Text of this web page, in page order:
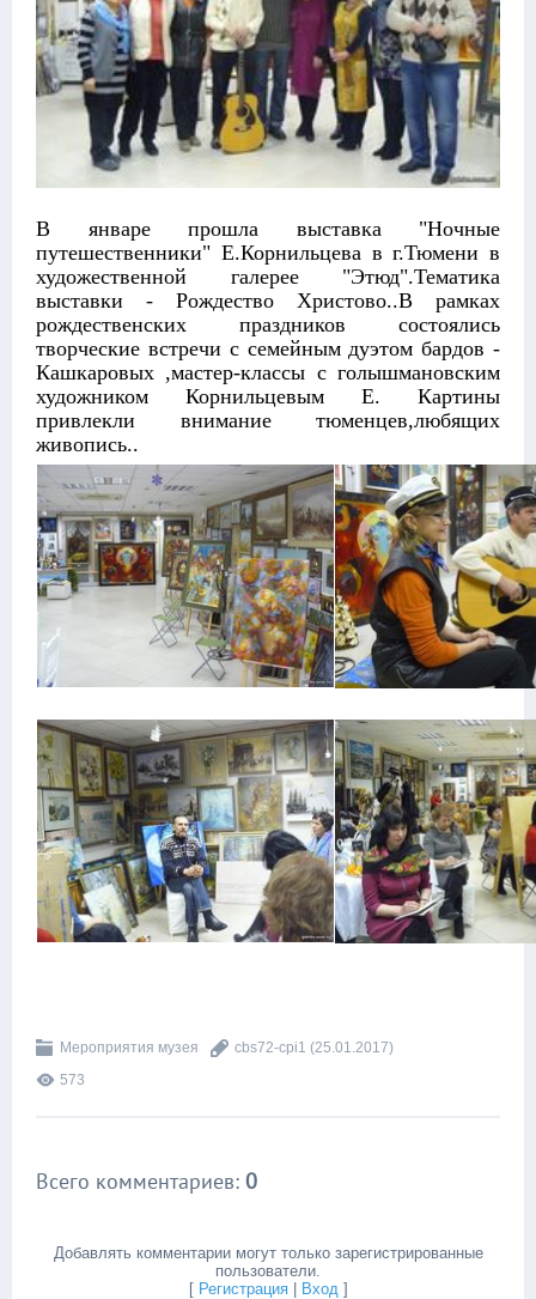
В январе прошла выставка "Ночные
путешественники" Е.Корнильцева в г.Тюмени в
художественной галерее "Этюд".Тематика
выставки - Рождество Христово..В рамках
рождественских праздников состоялись
творческие встречи с семейным дуэтом бардов -
Кашкаровых ,мастер-классы с голышмановским
художником Корнильцевым Е. Картины
привлекли внимание тюменцев,любящих
живопись..
Мероприятия музея cbs72-cpi1 (25.01.2017)
573
Всего комментариев: 0
Добавлять комментарии могут только зарегистрированные
пользователи.
[ Регистрация| Вход]